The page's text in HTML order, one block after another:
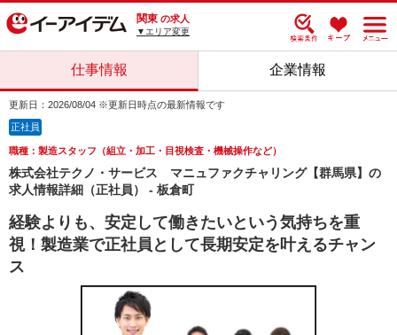
関東 の求人
▼エリア変更
仕事情報 企業情報
更新日：2026/08/04 ※更新日時点の最新情報です
正社員
職種：製造スタッフ（組立・加工・目視検査・機械操作など）
株式会社テクノ・サービス マニュファクチャリング【群馬県】の
求人情報詳細（正社員） - 板倉町
経験よりも、安定して働きたいという気持ちを重
視！製造業で正社員として長期安定を叶えるチャン
ス